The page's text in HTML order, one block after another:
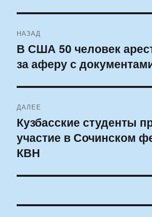
по
записям
НАЗАД
Предыдущая
запись:
В США 50 человек
за аферу с
ДАЛЕЕ
Следующая
запись:
Кузбасские студенты
участие в Сочинском
КВН